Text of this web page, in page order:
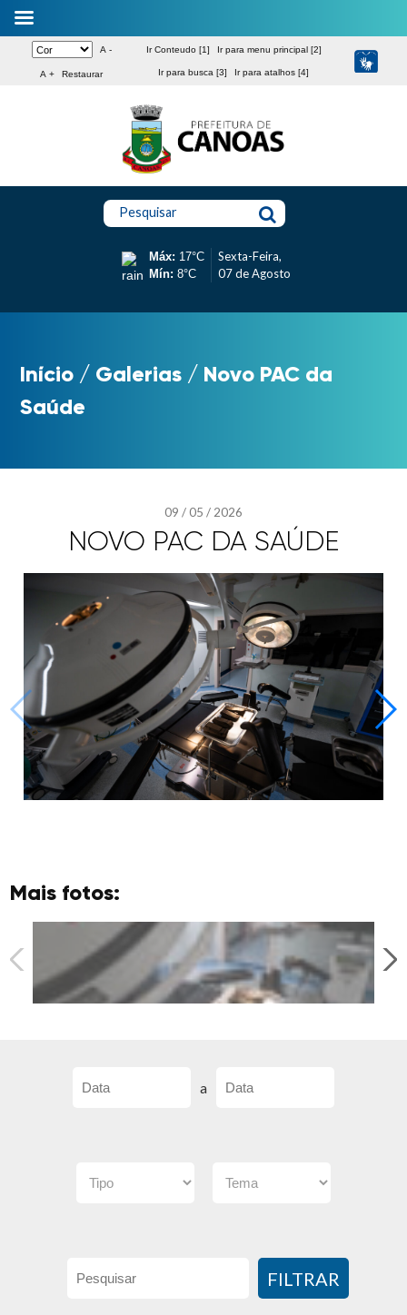
A -
A + Restaurar
Ir Conteudo [1] Ir para menu principal [2]
Ir para busca [3] Ir para atalhos [4]
Pesquisar
Máx: 17°C
Mín: 8°C
Sexta-Feira,
07 de Agosto
Início / Galerias / Novo PAC da
Saúde
09 /05 /2026
NOVO PAC DA SAÚDE
Mais fotos:
a
FILTRAR